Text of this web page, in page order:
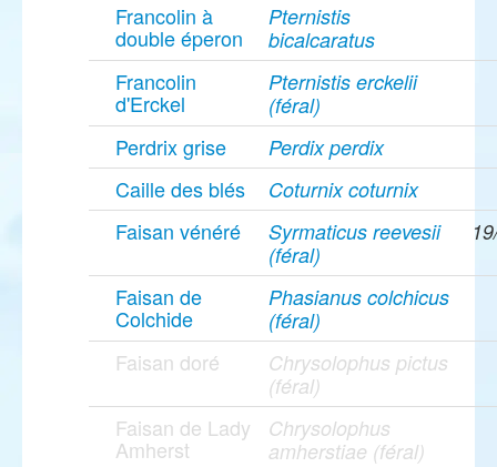
Francolin à
double éperon
Pternistis
bicalcaratus
Francolin
d'Erckel
Pternistis erckelii
(féral)
Perdrix grise Perdix perdix
Caille des blés Coturnix coturnix
Faisan vénéré
Syrmaticus reevesii
(féral)
Faisan de
Colchide
Phasianus colchicus
(féral)
Faisan doré
Chrysolophus pictus
(féral)
Faisan de Lady
Amherst
Chrysolophus
amherstiae (féral)